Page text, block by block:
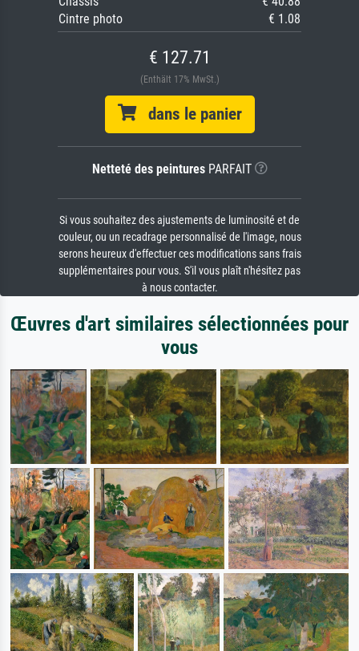
Cintre photo
€ 1.08
€ 127.71
(Enthält 17% MwSt.)
dans le panier
Netteté des peinturesPARFAIT
Si vous souhaitez des ajustements de luminosité et de
couleur, ou un recadrage personnalisé de l'image, nous
serons heureux d'effectuer ces modifications sans frais
supplémentaires pour vous. S'il vous plaît n'hésitez pas
à nous contacter.
Œuvres d'art similaires sélectionnées pour
vous